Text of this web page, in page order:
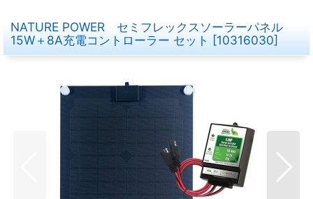
NATURE POWER セミフレックスソーラーパネル
15W＋8A充電コントローラー セット [10316030]